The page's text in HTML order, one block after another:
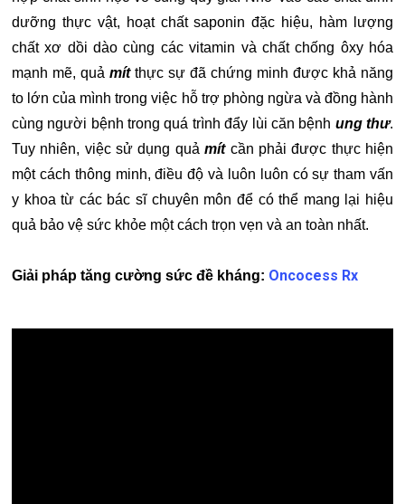
dưỡng thực vật, hoạt chất saponin đặc hiệu, hàm lượng
chất xơ dồi dào cùng các vitamin và chất chống ôxy hóa
mạnh mẽ, quả mítthực sự đã chứng minh được khả năng
to lớn của mình trong việc hỗ trợ phòng ngừa và đồng hành
cùng người bệnh trong quá trình đẩy lùi căn bệnh ung thư.
Tuy nhiên, việc sử dụng quảmítcần phải được thực hiện
một cách thông minh, điều độ và luôn luôn có sự tham vấn
y khoa từ các bác sĩ chuyên môn để có thể mang lại hiệu
quả bảo vệ sức khỏe một cách trọn vẹn và an toàn nhất.
Giải pháp tăng cường sức đề kháng: Oncocess Rx